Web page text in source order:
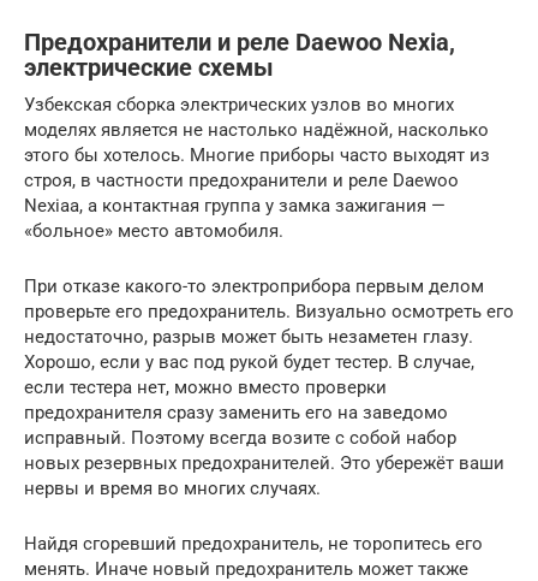
Предохранители и реле Daewoo Nexia,
электрические схемы
Узбекская сборка электрических узлов во многих
моделях является не настолько надёжной, насколько
этого бы хотелось. Многие приборы часто выходят из
строя, в частности предохранители и реле Daewoo
Nexiaа, а контактная группа у замка зажигания —
«больное» место автомобиля.
При отказе какого-то электроприбора первым делом
проверьте его предохранитель. Визуально осмотреть его
недостаточно, разрыв может быть незаметен глазу.
Хорошо, если у вас под рукой будет тестер. В случае,
если тестера нет, можно вместо проверки
предохранителя сразу заменить его на заведомо
исправный. Поэтому всегда возите с собой набор
новых резервных предохранителей. Это убережёт ваши
нервы и время во многих случаях.
Найдя сгоревший предохранитель, не торопитесь его
менять. Иначе новый предохранитель может также